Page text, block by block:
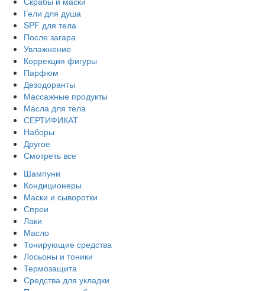
Гели для душа
SPF для тела
После загара
Увлажнение
Коррекция фигуры
Парфюм
Дезодоранты
Массажные продукты
Масла для тела
СЕРТИФИКАТ
Наборы
Другое
Смотреть все
Шампуни
Кондиционеры
Маски и сыворотки
Спреи
Лаки
Масло
Тонирующие средства
Лосьоны и тоники
Термозащита
Средства для укладки